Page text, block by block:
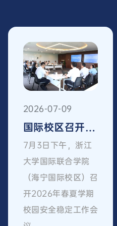
2026-07-09
国际校区召开2026年春夏学期校园安全稳定工作会议
7月3日下午，浙江
大学国际联合学院
（海宁国际校区）召
开2026年春夏学期
校园安全稳定工作会